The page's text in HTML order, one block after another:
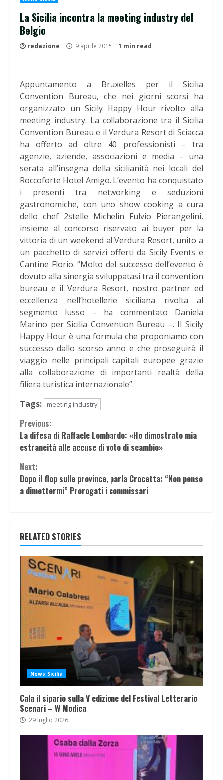
La Sicilia incontra la meeting industry del
Belgio
redazione 9 aprile 2015 1 min read
Appuntamento a Bruxelles per il Sicilia
Convention Bureau, che nei giorni scorsi ha
organizzato un Sicily Happy Hour rivolto alla
meeting industry. La collaborazione tra il Sicilia
Convention Bureau e il Verdura Resort di Sciacca
ha offerto ad oltre 40 professionisti – tra
agenzie, aziende, associazioni e media – una
serata all’insegna della sicilianità nei locali del
Roccoforte Hotel Amigo. L’evento ha conquistato
i presenti tra networking e seduzioni
gastronomiche, con uno show cooking a cura
dello chef 2stelle Michelin Fulvio Pierangelini,
insieme al concorso riservato ai buyer per la
vittoria di un weekend al Verdura Resort, unito a
un pacchetto di servizi offerti da Sicily Events e
Cantine Florio. “Molto del successo dell’evento è
dovuto alla sinergia sviluppatasi tra il convention
bureau e il Verdura Resort, nostro partner ed
eccellenza nell’hotellerie siciliana rivolta al
segmento lusso – ha commentato Daniela
Marino per Sicilia Convention Bureau –. Il Sicily
Happy Hour è una formula che proponiamo con
successo dallo scorso anno e che proseguirà il
viaggio nelle principali capitali europee grazie
alla collaborazione di importanti realtà della
filiera turistica internazionale”.
Tags:
meeting industry
Continue
Reading
Previous:
La difesa di Raffaele Lombardo: «Ho dimostrato mia
estraneità alle accuse di voto di scambio»
Next:
Dopo il flop sulle province, parla Crocetta: “Non penso
a dimettermi” Prorogati i commissari
RELATED STORIES
News Sicilia
Cala il sipario sulla V edizione del Festival Letterario
Scenari – W Modica
29 luglio 2026